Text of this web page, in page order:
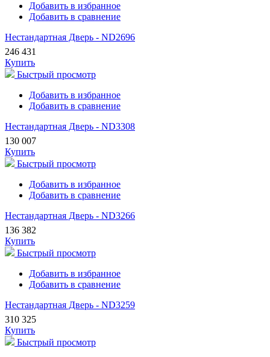
Добавить в избранное
Добавить в сравнение
Нестандартная Дверь - ND2696
246 431
Купить
Быстрый просмотр
Добавить в избранное
Добавить в сравнение
Нестандартная Дверь - ND3308
130 007
Купить
Быстрый просмотр
Добавить в избранное
Добавить в сравнение
Нестандартная Дверь - ND3266
136 382
Купить
Быстрый просмотр
Добавить в избранное
Добавить в сравнение
Нестандартная Дверь - ND3259
310 325
Купить
Быстрый просмотр